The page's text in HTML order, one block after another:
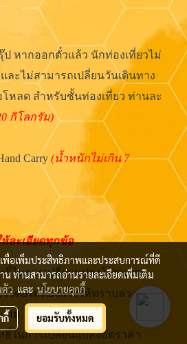
ป หากออกตั๋วแล้ว นักท่องเที่ยวไม่
ละไม่สามารถเปลี่ยนวันเดินทาง
โหลด สำหรับชั้นท่องเที่ยว ท่านละ
กิโลกรัม)
Carry (น้ำหนักไม่เกิน 7
ละเอียดทุกข้อ
ในการเปลี่ยนแปลงโปรแกรม
โดยไม่ต้องแจ้งให้ทราบล่วงหน้า
สม
ในการเปลี่ยนแปลงอัตราค่า
เพื่อเพิ่มประสิทธิภาพและประสบการณ์ที่ดี
น ท่านสามารถอ่านรายละเอียดเพิ่มเติม
ตัวและนโยบายคุกกี้
กี้ ยอมรับทั้งหมด